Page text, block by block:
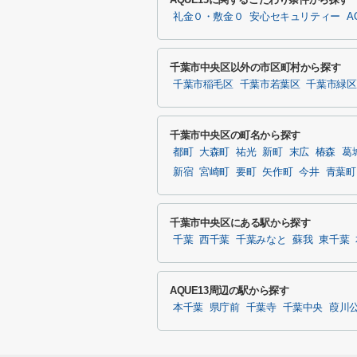
礼金０・敷金０ 安心セキュリティー
千葉市中央区以外の市区町村から探す
千葉市稲毛区 千葉市若葉区 千葉市緑区
千葉市中央区の町名から探す
都町 大森町 祐光 新町 末広 椿森 葛
新宿 宮崎町 要町 矢作町 今井 青葉町
千葉市中央区にある駅から探す
千葉 西千葉 千葉みなと 蘇我 東千葉
AQUE13周辺の駅から探す
本千葉 県庁前 千葉寺 千葉中央 葭川